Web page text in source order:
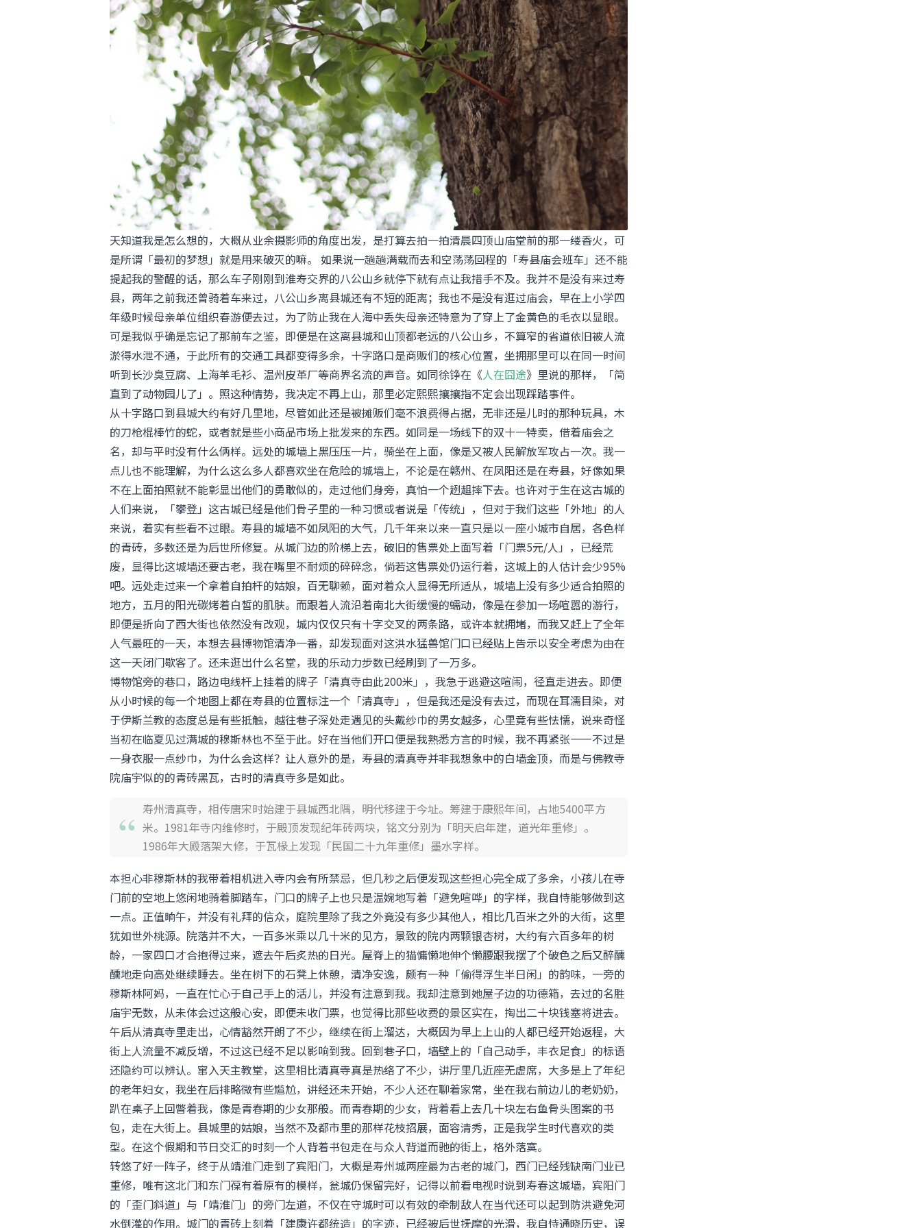
天知道我是怎么想的，大概从业余摄影师的角度出发，是打算去拍一拍清晨四顶山庙堂前的那一缕香火，可
是所谓「最初的梦想」就是用来破灭的嘛。 如果说一趟趟满载而去和空荡荡回程的「寿县庙会班车」还不能
提起我的警醒的话，那么车子刚刚到淮寿交界的八公山乡就停下就有点让我措手不及。我并不是没有来过寿
县，两年之前我还曾骑着车来过，八公山乡离县城还有不短的距离；我也不是没有逛过庙会，早在上小学四
年级时候母亲单位组织春游便去过，为了防止我在人海中丢失母亲还特意为了穿上了金黄色的毛衣以显眼。
可是我似乎确是忘记了那前车之鉴，即便是在这离县城和山顶都老远的八公山乡，不算窄的省道依旧被人流
淤得水泄不通，于此所有的交通工具都变得多余，十字路口是商贩们的核心位置，坐拥那里可以在同一时间
听到长沙臭豆腐、上海羊毛衫、温州皮革厂等商界名流的声音。如同徐铮在《人在囧途》里说的那样，「简
直到了动物园儿了」。照这种情势，我决定不再上山，那里必定熙熙攘攘指不定会出现踩踏事件。
从十字路口到县城大约有好几里地，尽管如此还是被摊贩们毫不浪费得占据，无非还是儿时的那种玩具，木
的刀枪棍棒竹的蛇，或者就是些小商品市场上批发来的东西。如同是一场线下的双十一特卖，借着庙会之
名，却与平时没有什么俩样。远处的城墙上黑压压一片，骑坐在上面，像是又被人民解放军攻占一次。我一
点儿也不能理解，为什么这么多人都喜欢坐在危险的城墙上，不论是在赣州、在凤阳还是在寿县，好像如果
不在上面拍照就不能彰显出他们的勇敢似的，走过他们身旁，真怕一个趔趄摔下去。也许对于生在这古城的
人们来说，「攀登」这古城已经是他们骨子里的一种习惯或者说是「传统」，但对于我们这些「外地」的人
来说，着实有些看不过眼。寿县的城墙不如凤阳的大气，几千年来以来一直只是以一座小城市自居，各色样
的青砖，多数还是为后世所修复。从城门边的阶梯上去，破旧的售票处上面写着「门票5元/人」，已经荒
废，显得比这城墙还要古老，我在嘴里不耐烦的碎碎念，倘若这售票处仍运行着，这城上的人估计会少95%
吧。远处走过来一个拿着自拍杆的姑娘，百无聊赖，面对着众人显得无所适从，城墙上没有多少适合拍照的
地方，五月的阳光碳烤着白皙的肌肤。而跟着人流沿着南北大街缓慢的蠕动，像是在参加一场喧嚣的游行，
即便是折向了西大街也依然没有改观，城内仅仅只有十字交叉的两条路，或许本就拥堵，而我又赶上了全年
人气最旺的一天，本想去县博物馆清净一番，却发现面对这洪水猛兽馆门口已经贴上告示以安全考虑为由在
这一天闭门歇客了。还未逛出什么名堂，我的乐动力步数已经刷到了一万多。
博物馆旁的巷口，路边电线杆上挂着的牌子「清真寺由此200米」，我急于逃避这喧闹，径直走进去。即便
从小时候的每一个地图上都在寿县的位置标注一个「清真寺」，但是我还是没有去过，而现在耳濡目染，对
于伊斯兰教的态度总是有些抵触，越往巷子深处走遇见的头戴纱巾的男女越多，心里竟有些怯懦，说来奇怪
当初在临夏见过满城的穆斯林也不至于此。好在当他们开口便是我熟悉方言的时候，我不再紧张——不过是
一身衣服一点纱巾，为什么会这样？让人意外的是，寿县的清真寺并非我想象中的白墙金顶，而是与佛教寺
院庙宇似的的青砖黑瓦，古时的清真寺多是如此。
寿州清真寺，相传唐宋时始建于县城西北隅，明代移建于今址。筹建于康熙年间，占地5400平方
米。1981年寺内维修时，于殿顶发现纪年砖两块，铭文分别为「明天启年建，道光年重修」。
1986年大殿落架大修，于瓦椽上发现「民国二十九年重修」墨水字样。
本担心非穆斯林的我带着相机进入寺内会有所禁忌，但几秒之后便发现这些担心完全成了多余，小孩儿在寺
门前的空地上悠闲地骑着脚踏车，门口的牌子上也只是温婉地写着「避免喧哗」的字样，我自恃能够做到这
一点。正值晌午，并没有礼拜的信众，庭院里除了我之外竟没有多少其他人，相比几百米之外的大街，这里
犹如世外桃源。院落并不大，一百多米乘以几十米的见方，景致的院内两颗银杏树，大约有六百多年的树
龄，一家四口才合抱得过来，遮去午后炙热的日光。屋脊上的猫慵懒地伸个懒腰跟我摆了个破色之后又醉醺
醺地走向高处继续睡去。坐在树下的石凳上休憩，清净安逸，颇有一种「偷得浮生半日闲」的韵味，一旁的
穆斯林阿妈，一直在忙心于自己手上的活儿，并没有注意到我。我却注意到她屋子边的功德箱，去过的名胜
庙宇无数，从未体会过这般心安，即便未收门票，也觉得比那些收费的景区实在，掏出二十块钱塞将进去。
午后从清真寺里走出，心情豁然开朗了不少，继续在街上溜达，大概因为早上上山的人都已经开始返程，大
街上人流量不减反增，不过这已经不足以影响到我。回到巷子口，墙壁上的「自己动手，丰衣足食」的标语
还隐约可以辨认。窜入天主教堂，这里相比清真寺真是热络了不少，讲厅里几近座无虚席，大多是上了年纪
的老年妇女，我坐在后排略微有些尴尬，讲经还未开始，不少人还在聊着家常，坐在我右前边儿的老奶奶，
趴在桌子上回瞥着我，像是青春期的少女那般。而青春期的少女，背着看上去几十块左右鱼骨头图案的书
包，走在大街上。县城里的姑娘，当然不及都市里的那样花枝招展，面容清秀，正是我学生时代喜欢的类
型。在这个假期和节日交汇的时刻一个人背着书包走在与众人背道而驰的街上，格外落寞。
转悠了好一阵子，终于从靖淮门走到了宾阳门，大概是寿州城两座最为古老的城门，西门已经残缺南门业已
重修，唯有这北门和东门葆有着原有的模样，瓮城仍保留完好，记得以前看电视时说到寿春这城墙，宾阳门
的「歪门斜道」与「靖淮门」的旁门左道，不仅在守城时可以有效的牵制敌人在当代还可以起到防洪避免河
水倒灌的作用。城门的青砖上刻着「建康许都统造」的字迹，已经被后世抚摩的光滑，我自恃通晓历史，误